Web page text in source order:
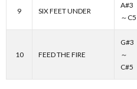
9 SIX FEET UNDER
A#3
～C5
10 FEED THE FIRE
G#3
～
C#5